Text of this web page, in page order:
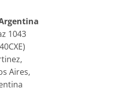
1043
Aires,